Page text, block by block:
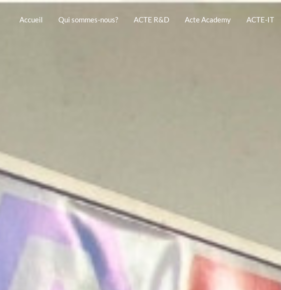
Accueil Qui sommes-nous? ACTE R&D Acte Academy ACTE-IT